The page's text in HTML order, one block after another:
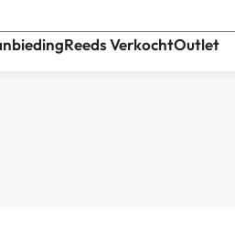
Reeds VerkochtOutlet